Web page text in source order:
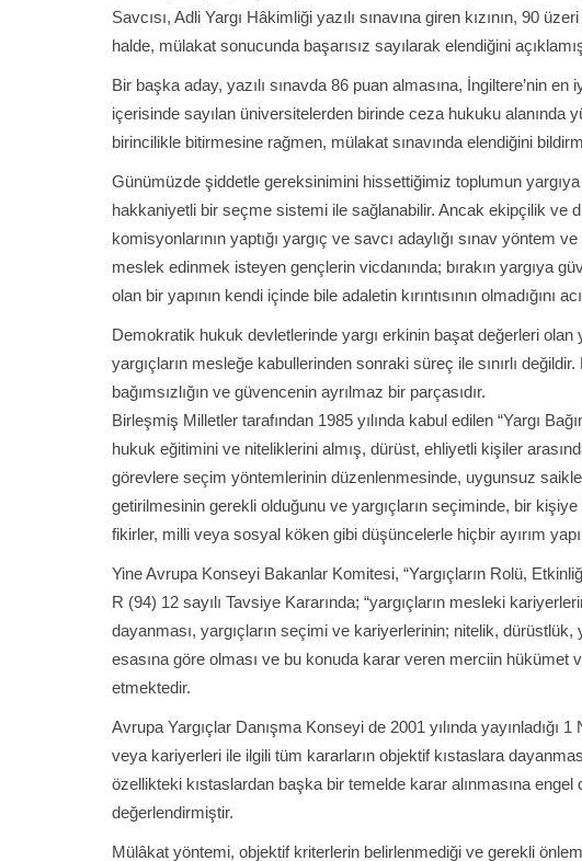
Savcısı, Adli Yargı Hâkimliği yazılı sınavına giren kızının, 90
halde, mülakat sonucunda başarısız sayılarak elendiğini
Bir başka aday, yazılı sınavda 86 puan almasına, İngiltere’nin
içerisinde sayılan üniversitelerden birinde ceza hukuku alanında
birincilikle bitirmesine rağmen, mülakat sınavında elendiğini
Günümüzde şiddetle gereksinimini hissettiğimiz toplumun
hakkaniyetli bir seçme sistemi ile sağlanabilir. Ancak ekipçilik ve
komisyonlarının yaptığı yargıç ve savcı adaylığı sınav yöntem
meslek edinmek isteyen gençlerin vicdanında; bırakın yargıya
olan bir yapının kendi içinde bile adaletin kırıntısının olmadığını
Demokratik hukuk devletlerinde yargı erkinin başat değerleri olan
yargıçların mesleğe kabullerinden sonraki süreç ile sınırlı
bağımsızlığın ve güvencenin ayrılmaz bir parçasıdır.
Birleşmiş Milletler tarafından 1985 yılında kabul edilen “Yargı
hukuk eğitimini ve niteliklerini almış, dürüst, ehliyetli kişiler
görevlere seçim yöntemlerinin düzenlenmesinde, uygunsuz
getirilmesinin gerekli olduğunu ve yargıçların seçiminde, bir
fikirler, milli veya sosyal köken gibi düşüncelerle hiçbir ayırım
Yine Avrupa Konseyi Bakanlar Komitesi, “Yargıçların Rolü,
R (94) 12 sayılı Tavsiye Kararında; “yargıçların mesleki
dayanması, yargıçların seçimi ve kariyerlerinin; nitelik,
esasına göre olması ve bu konuda karar veren merciin hükümet
etmektedir.
Avrupa Yargıçlar Danışma Konseyi de 2001 yılında yayınladığı
veya kariyerleri ile ilgili tüm kararların objektif kıstaslara
özellikteki kıstaslardan başka bir temelde karar alınmasına engel
değerlendirmiştir.
Mülâkat yöntemi, objektif kriterlerin belirlenmediği ve gerekli